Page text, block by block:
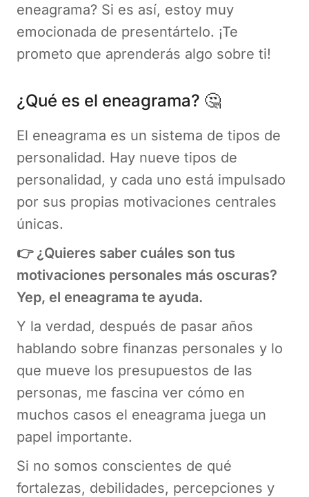
eneagrama? Si es así, estoy muy
emocionada de presentártelo. ¡Te
prometo que aprenderás algo sobre ti!
¿Qué es el eneagrama? 🤔
El eneagrama es un sistema de tipos de
personalidad. Hay nueve tipos de
personalidad, y cada uno está impulsado
por sus propias motivaciones centrales
únicas.
👉 ¿Quieres saber cuáles son tus
motivaciones personales más oscuras?
Yep, el eneagrama te ayuda.
Y la verdad, después de pasar años
hablando sobre finanzas personales y lo
que mueve los presupuestos de las
personas, me fascina ver cómo en
muchos casos el eneagrama juega un
papel importante.
Si no somos conscientes de qué
fortalezas, debilidades, percepciones y